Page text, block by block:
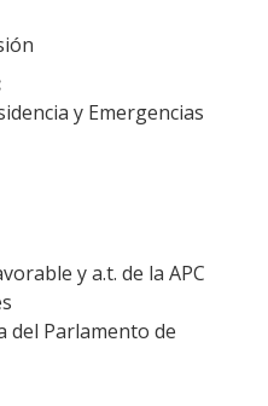
y Emergencias
y a.t. de la APC
del Parlamento de